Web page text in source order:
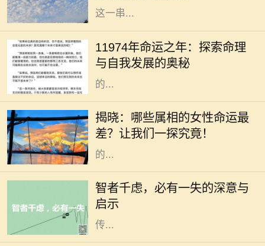
这一串...
11974年命运之年：探索命理
与自我发展的奥秘
在中华文化悠久的历史长河中，命理
学作为一门深厚的学问，吸引了无数
对未来充满好奇的人。11974年，这
个数字组合在命理学中被赋予了特别
的...
揭晓：哪些属相的女性命运最
差？让我们一探究竟！
在中国的传统文化中，属相被视为影
响个人命运和性格的重要因素。每个
人的出生年份都对应着一种属相，而
这种属相在某种程度上定义了一个人
的...
智者千虑，必有一失的深意与
启示
在人生的旅途中，我们常常会面临各
种选择与挑战。有时候，尽管我们经
过深思熟虑，却仍会遭遇意外的失
误。这正是“智者千虑，必有一失”所
传...
在中华文化中，命理学是一个极具深